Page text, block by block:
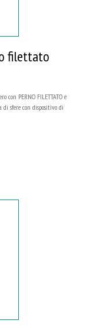
filettato
con PERNO FILETTATO e
sfere con dispositivo di